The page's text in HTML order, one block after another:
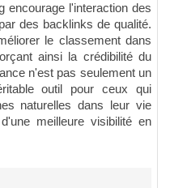
encourage l'interaction des
des backlinks de qualité.
le classement dans
ainsi la crédibilité du
n'est pas seulement un
outil pour ceux qui
naturelles dans leur vie
meilleure visibilité en